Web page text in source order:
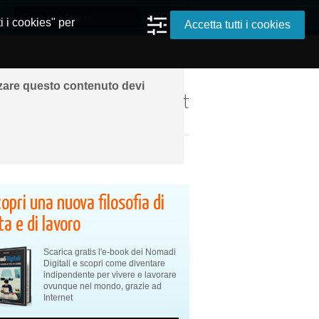
questo contenuto devi
ovunque grazie a Internet
una nuova filosofia di
e di lavoro
Scarica gratis l'e-book dei Nomadi
Digitali e scopri come diventare
indipendente per vivere e lavorare
ovunque nel mondo, grazie ad
Internet
i cookies" per
Accetta tutti i cookies